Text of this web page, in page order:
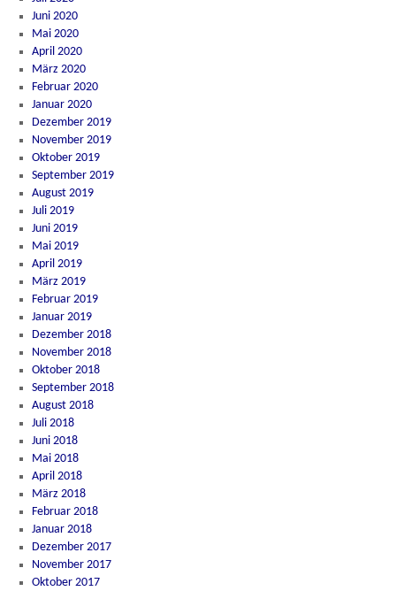
Juni 2020
Mai 2020
April 2020
März 2020
Februar 2020
Januar 2020
Dezember 2019
November 2019
Oktober 2019
September 2019
August 2019
Juli 2019
Juni 2019
Mai 2019
April 2019
März 2019
Februar 2019
Januar 2019
Dezember 2018
November 2018
Oktober 2018
September 2018
August 2018
Juli 2018
Juni 2018
Mai 2018
April 2018
März 2018
Februar 2018
Januar 2018
Dezember 2017
November 2017
Oktober 2017